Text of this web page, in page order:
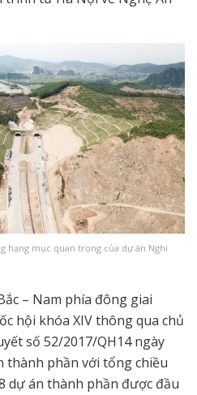
hạng mục quan trọng của dự án Nghi
– Nam phía đông giai
hội khóa XIV thông qua chủ
số 52/2017/QH14 ngày
thành phần với tổng chiều
dự án thành phần được đầu